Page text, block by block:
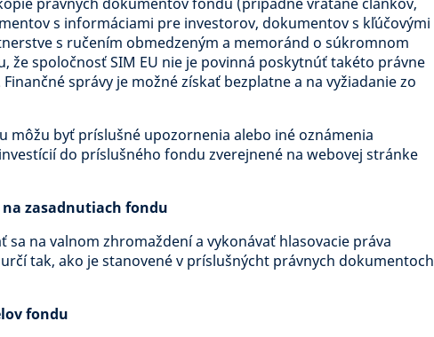
s informáciami pre investorov, dokumentov s kľúčovými
s ručením obmedzeným a memoránd o súkromnom
že spoločnosť SIM EU nie je povinná poskytnúť takéto právne
správy je možné získať bezplatne a na vyžiadanie zo
môžu byť príslušné upozornenia alebo iné oznámenia
do príslušného fondu zverejnené na webovej stránke
zasadnutiach fondu
sa na valnom zhromaždení a vykonávať hlasovacie práva
tak, ako je stanovené v príslušnýcht právnych dokumentoch
fondu